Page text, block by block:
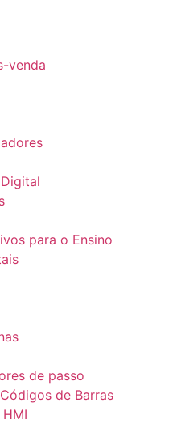
venda
para o Ensino
de passo
de Barras